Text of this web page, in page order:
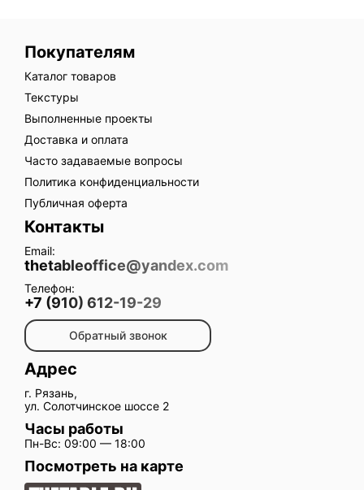
Покупателям
Каталог товаров
Текстуры
Выполненные проекты
Доставка и оплата
Часто задаваемые вопросы
Политика конфиденциальности
Публичная оферта
Контакты
Email:
thetableoffice@yandex.com
Телефон:
+7 (910) 612-19-29
Обратный звонок
Адрес
г. Рязань,
ул. Солотчинское шоссе 2
Часы работы
Пн-Вс: 09:00 — 18:00
Посмотреть на карте